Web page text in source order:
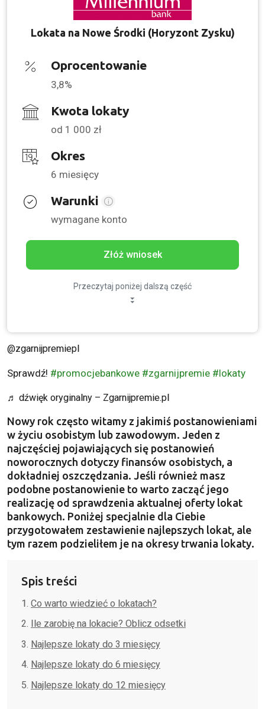
Lokata na Nowe Środki (Horyzont Zysku)
Oprocentowanie
3,8%
Kwota lokaty
od 1 000 zł
Okres
6 miesięcy
Warunki
wymagane konto
Złóż wniosek
Przeczytaj poniżej dalszą część
@zgarnijpremiepl
Sprawdź! #promocjebankowe #zgarnijpremie #lokaty
♬ dźwięk oryginalny – Zgarnijpremie.pl
Nowy rok często witamy z jakimiś postanowieniami
w życiu osobistym lub zawodowym. Jeden z
najczęściej pojawiających się postanowień
noworocznych dotyczy finansów osobistych, a
dokładniej oszczędzania. Jeśli również masz
podobne postanowienie to warto zacząć jego
realizację od sprawdzenia aktualnej oferty lokat
bankowych. Poniżej specjalnie dla Ciebie
przygotowałem zestawienie najlepszych lokat, ale
tym razem podzieliłem je na okresy trwania lokaty.
Spis treści
Co warto wiedzieć o lokatach?
Ile zarobię na lokacie? Oblicz odsetki
Najlepsze lokaty do 3 miesięcy
Najlepsze lokaty do 6 miesięcy
Najlepsze lokaty do 12 miesięcy